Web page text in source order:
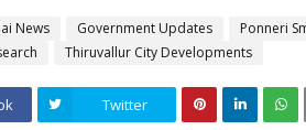
News Government Updates
Ponneri
Thiruvallur City Developments
Twitter